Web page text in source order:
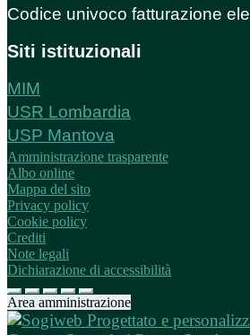
Codice univoco fatturazione
Siti istituzionali
MIM
USR Lombardia
USP Mantova
Amministrazione trasparente
Albo online
Mappa del sito
Privacy policy
Cookie policy
Crediti
Note legali
Dichiarazione di accessibilità
Area amministrazione